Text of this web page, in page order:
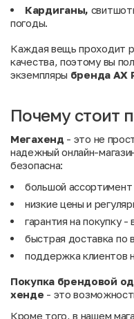
Кардиганы,
погоды.
Каждая вещь проходит
качества, поэтому вы
экземпляры бренда AX
Почему стоит
Мегахенд - это не
надежный онлайн-
безопасна:
большой
низкие цены и
гарантия на покупку
быстрая доставка по
поддержка клиентов
Покупка брендовой
хенде - это
Кроме того, в нашем